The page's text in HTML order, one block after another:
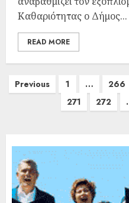
Καθαριότητας ο Δήμος...
READ MORE
Previous 1 … 266
271
272